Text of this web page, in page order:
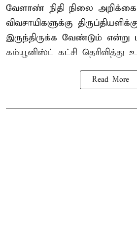
வேளாண் நிதி நிலை
விவசாயிகளுக்கு
இருந்திருக்க வேண்டும் என்று
கம்யூனிஸ்ட் கட்சி தெரிவித்து
Read More